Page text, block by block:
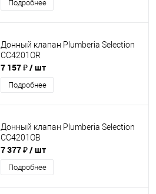
Подробнее
Донный клапан Plumberia Selection
CC4201OR
7 157 ₽/ шт
Подробнее
Донный клапан Plumberia Selection
CC4201OB
7 377 ₽/ шт
Подробнее